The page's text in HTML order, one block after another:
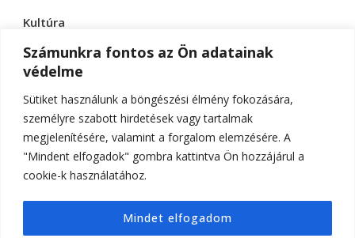
Számunkra fontos az Ön adatainak
védelme
Sütiket használunk a böngészési élmény fokozására,
személyre szabott hirdetések vagy tartalmak
megjelenítésére, valamint a forgalom elemzésére. A
"Mindent elfogadok" gombra kattintva Ön hozzájárul a
cookie-k használatához.
Mindet elfogadom
Kultúra
Sport
Tudomány
© Szerzői jog 2026ELTE Online
fenntartva.Hello Fashion | FejlesztetteBlossom